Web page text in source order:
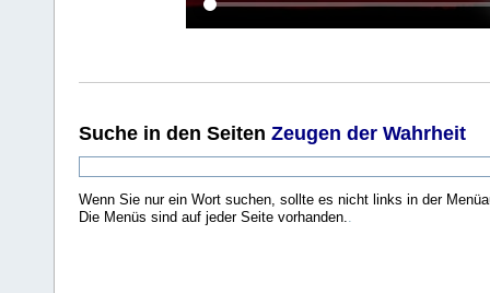
Suche in den Seiten Zeugen der Wahrheit
Wenn Sie nur ein Wort suchen, sollte es nicht links in der
Die Menüs sind auf jeder Seite vorhanden.